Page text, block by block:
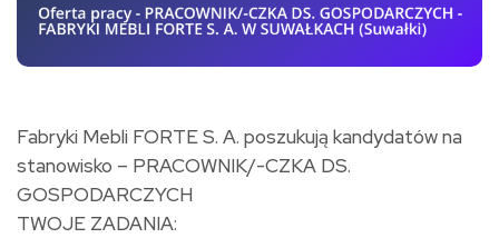
Fabryki Mebli FORTE S. A. poszukują kandydatów na
stanowisko – PRACOWNIK/-CZKA DS.
GOSPODARCZYCH
TWOJE ZADANIA: